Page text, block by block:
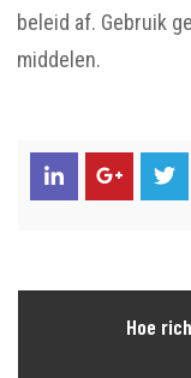
beleid af. Gebruik
middelen.
Hoe